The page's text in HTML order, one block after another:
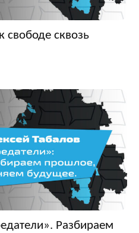
свободе сквозь
Разбираем